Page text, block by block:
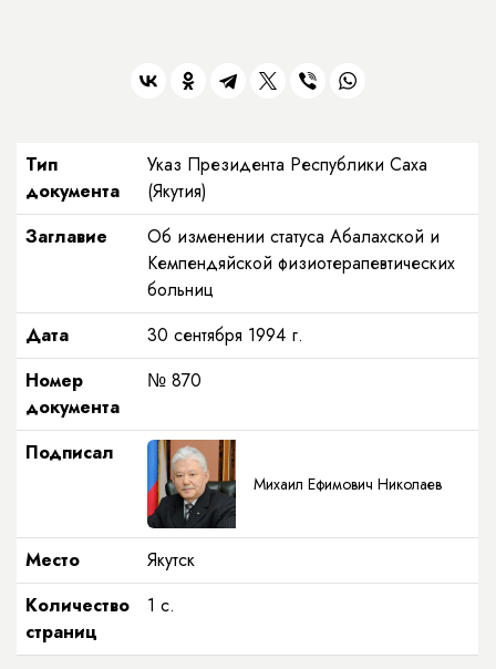
Тип
документа
Указ Президента Республики Саха
(Якутия)
Заглавие
Об изменении статуса Абалахской и
Кемпендяйской физиотерапевтических
больниц
Дата
30 сентября 1994 г.
Номер
документа
№ 870
Подписал
Михаил Ефимович Николаев
Место
Якутск
Количество
страниц
1 с.